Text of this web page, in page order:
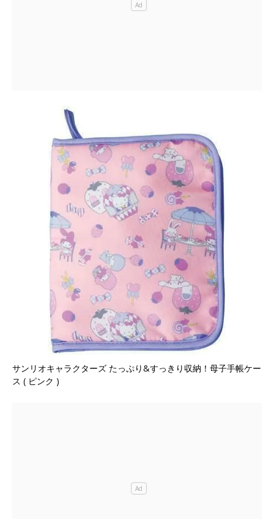
サンリオキャラクターズ たっぷり&すっきり収納！母子手帳ケー
ス ( ピンク )